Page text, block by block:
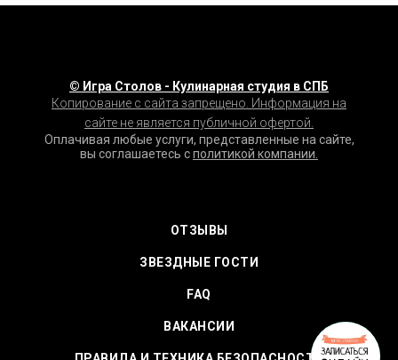
© Игра Столов - Кулинарная студия в СПБ
Копирование с сайта запрещено. Информация на
сайте не является публичной офертой.
Оплачивая любые услуги, представленные на сайте,
вы соглашаетесь сполитикой компании.
ОТЗЫВЫ
ЗВЕЗДНЫЕ ГОСТИ
FAQ
ВАКАНСИИ